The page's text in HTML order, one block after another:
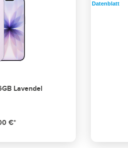
Lavendel
€*
Datenblatt